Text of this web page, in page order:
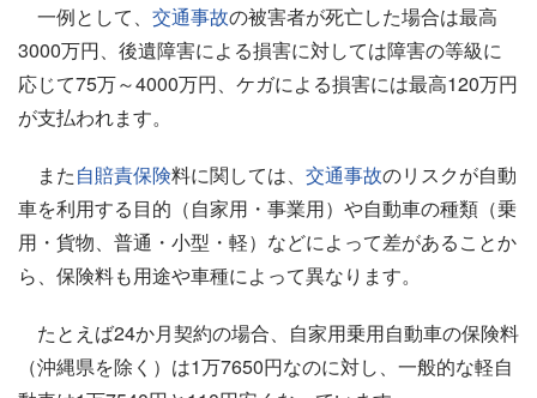
一例として、 交通事故の被害者が死亡した場合は最高
3000万円、後遺障害による損害に対しては障害の等級に
応じて75万～4000万円、ケガによる損害には最高120万円
が支払われます。
また自賠責保険料に関しては、 交通事故のリスクが自動
車を利用する目的（自家用・事業用）や自動車の種類（乗
用・貨物、普通・小型・軽）などによって差があることか
ら、保険料も用途や車種によって異なります。
たとえば24か月契約の場合、自家用乗用自動車の保険料
（沖縄県を除く）は1万7650円なのに対し、一般的な軽自